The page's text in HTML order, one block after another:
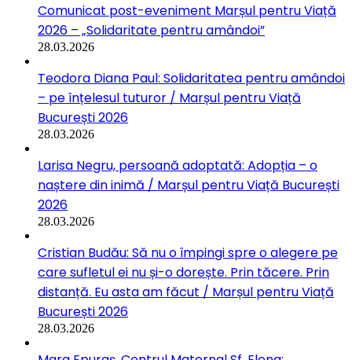
Comunicat post-eveniment Marșul pentru Viață
2026 – „Solidaritate pentru amândoi”
28.03.2026
Teodora Diana Paul: Solidaritatea pentru amândoi
– pe înțelesul tuturor / Marșul pentru Viață
București 2026
28.03.2026
Larisa Negru, persoană adoptată: Adopția – o
naștere din inimă / Marșul pentru Viață București
2026
28.03.2026
Cristian Budău: Să nu o împingi spre o alegere pe
care sufletul ei nu și-o dorește. Prin tăcere. Prin
distanță. Eu asta am făcut / Marșul pentru Viață
București 2026
28.03.2026